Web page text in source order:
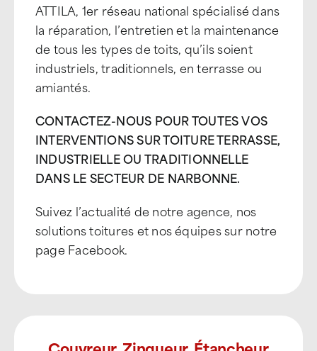
ATTILA, 1er réseau national spécialisé dans
la réparation, l’entretien et la maintenance
de tous les types de toits, qu’ils soient
industriels, traditionnels, en terrasse ou
amiantés.
CONTACTEZ-NOUS POUR TOUTES VOS
INTERVENTIONS SUR TOITURE TERRASSE,
INDUSTRIELLE OU TRADITIONNELLE
DANS LE SECTEUR DE NARBONNE.
Suivez l’actualité de notre agence, nos
solutions toitures et nos équipes sur notre
page Facebook.